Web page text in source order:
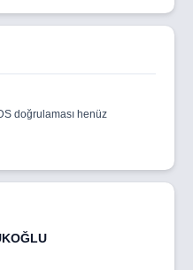
doğrulaması henüz